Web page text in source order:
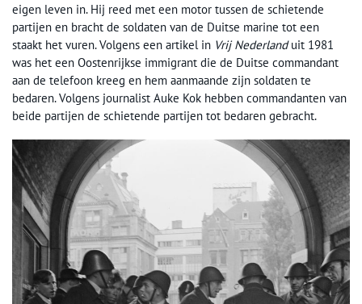
eigen leven in. Hij reed met een motor tussen de schietende
partijen en bracht de soldaten van de Duitse marine tot een
staakt het vuren. Volgens een artikel in Vrij Nederlanduit 1981
was het een Oostenrijkse immigrant die de Duitse commandant
aan de telefoon kreeg en hem aanmaande zijn soldaten te
bedaren. Volgens journalist Auke Kok hebben commandanten van
beide partijen de schietende partijen tot bedaren gebracht.